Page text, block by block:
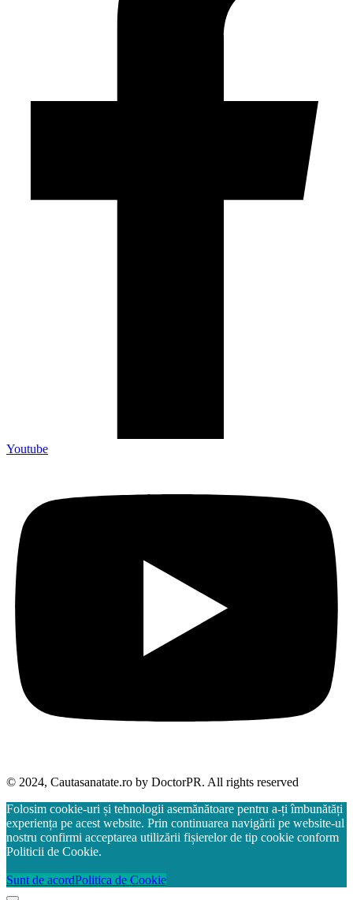
Youtube
© 2024, Cautasanatate.ro by DoctorPR. All rights reserved
Folosim cookie-uri și tehnologii asemănătoare pentru a-ți îmbunătăți
experiența pe acest website. Prin continuarea navigării pe website-ul
nostru confirmi acceptarea utilizării fișierelor de tip cookie conform
Politicii de Cookie.
Sunt de acordPolitica de Cookie